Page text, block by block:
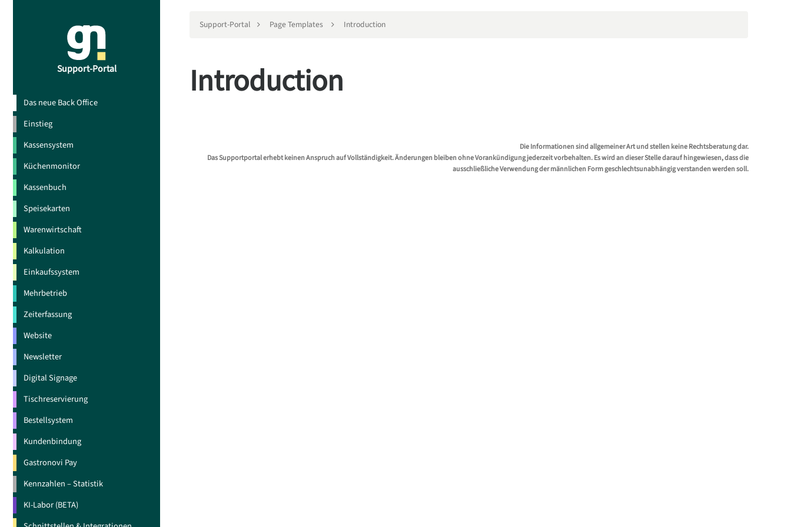
Support-Portal
Das neue Back Office
Einstieg
Kassensystem
Küchenmonitor
Kassenbuch
Speisekarten
Warenwirtschaft
Kalkulation
Einkaufssystem
Mehrbetrieb
Zeiterfassung
Website
Newsletter
Digital Signage
Tischreservierung
Bestellsystem
Kundenbindung
Gastronovi Pay
Kennzahlen – Statistik
KI-Labor (BETA)
Support-Portal Page Templates Introduction
Introduction
Die Informationen sind allgemeiner Art und stellen keine Rechtsberatung dar.
Das Supportportal erhebt keinen Anspruch auf Vollständigkeit. Änderungen bleiben ohne Vorankündigung jederzeit vorbehalten. Es wird an dieser Stelle darauf hingewiesen, dass die
ausschließliche Verwendung der männlichen Form geschlechtsunabhängig verstanden werden soll.